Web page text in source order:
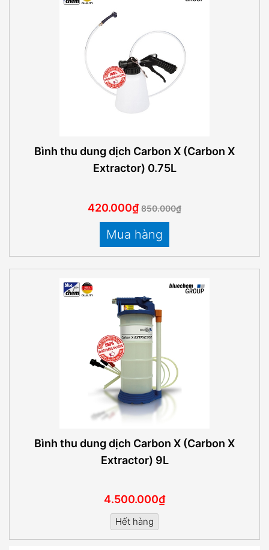
Bình thu dung dịch Carbon X (Carbon X
Extractor) 0.75L
420.000₫ 850.000₫
Mua hàng
Bình thu dung dịch Carbon X (Carbon X
Extractor) 9L
4.500.000₫
Hết hàng